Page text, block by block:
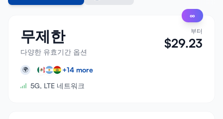
∞
무제한
다양한 유효기간 옵션
부터
$29.23
🌍 +14 more
5G, LTE 네트워크